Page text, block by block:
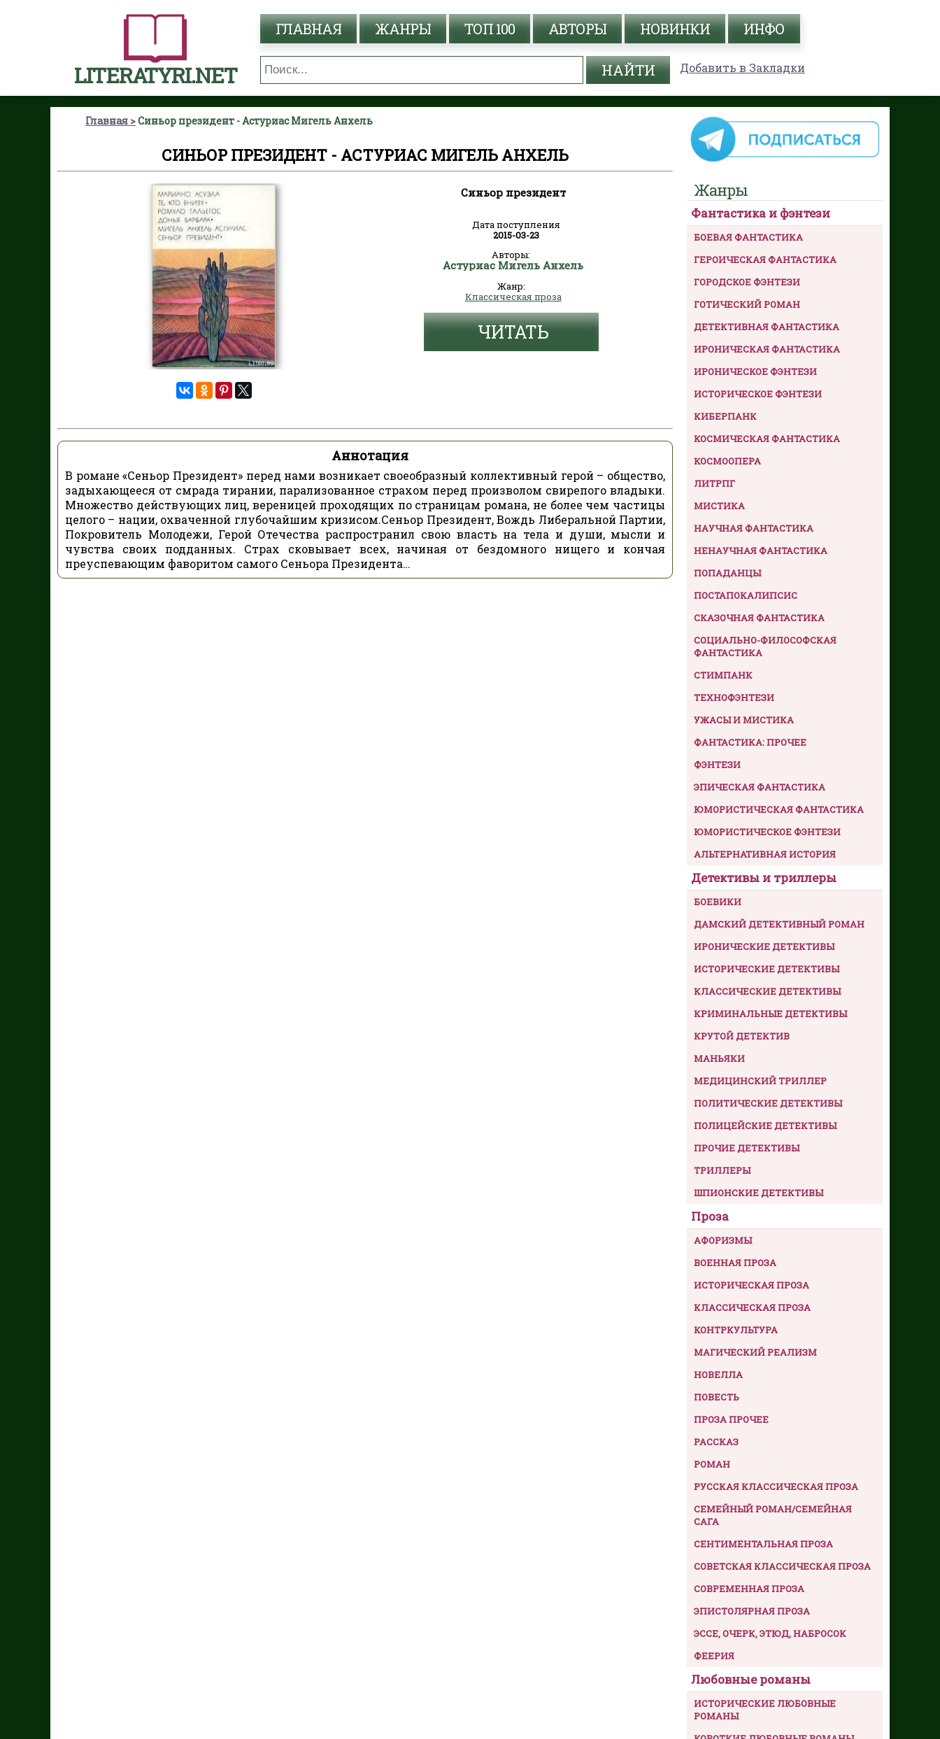
LITERATYRI.NET
ГЛАВНАЯ ЖАНРЫ ТОП 100 АВТОРЫ НОВИНКИ ИНФО
Добавить в Закладки
Главная Синьор президент - Астуриас Мигель Анхель
СИНЬОР ПРЕЗИДЕНТ - АСТУРИАС МИГЕЛЬ АНХЕЛЬ
Синьор президент
Дата поступления
2015-03-23
Авторы:
Астуриас Мигель Анхель
Жанр:
Классическая проза
ЧИТАТЬ
Аннотация
В романе «Сеньор Президент» перед нами возникает своеобразный коллективный герой – общество,
задыхающееся от смрада тирании, парализованное страхом перед произволом свирепого владыки.
Множество действующих лиц, вереницей проходящих по страницам романа, не более чем частицы
целого – нации, охваченной глубочайшим кризисом.Сеньор Президент, Вождь Либеральной Партии,
Покровитель Молодежи, Герой Отечества распространил свою власть на тела и души, мысли и
чувства своих подданных. Страх сковывает всех, начиная от бездомного нищего и кончая
преуспевающим фаворитом самого Сеньора Президента…
Жанры
Фантастика и фэнтези
БОЕВАЯ ФАНТАСТИКА
ГЕРОИЧЕСКАЯ ФАНТАСТИКА
ГОРОДСКОЕ ФЭНТЕЗИ
ГОТИЧЕСКИЙ РОМАН
ДЕТЕКТИВНАЯ ФАНТАСТИКА
ИРОНИЧЕСКАЯ ФАНТАСТИКА
ИРОНИЧЕСКОЕ ФЭНТЕЗИ
ИСТОРИЧЕСКОЕ ФЭНТЕЗИ
КИБЕРПАНК
КОСМИЧЕСКАЯ ФАНТАСТИКА
КОСМООПЕРА
ЛИТРПГ
МИСТИКА
НАУЧНАЯ ФАНТАСТИКА
НЕНАУЧНАЯ ФАНТАСТИКА
ПОПАДАНЦЫ
ПОСТАПОКАЛИПСИС
СКАЗОЧНАЯ ФАНТАСТИКА
СОЦИАЛЬНО-ФИЛОСОФСКАЯ
ФАНТАСТИКА
СТИМПАНК
ТЕХНОФЭНТЕЗИ
УЖАСЫ И МИСТИКА
ФАНТАСТИКА: ПРОЧЕЕ
ФЭНТЕЗИ
ЭПИЧЕСКАЯ ФАНТАСТИКА
ЮМОРИСТИЧЕСКАЯ ФАНТАСТИКА
ЮМОРИСТИЧЕСКОЕ ФЭНТЕЗИ
АЛЬТЕРНАТИВНАЯ ИСТОРИЯ
Детективы и триллеры
БОЕВИКИ
ДАМСКИЙ ДЕТЕКТИВНЫЙ РОМАН
ИРОНИЧЕСКИЕ ДЕТЕКТИВЫ
ИСТОРИЧЕСКИЕ ДЕТЕКТИВЫ
КЛАССИЧЕСКИЕ ДЕТЕКТИВЫ
КРИМИНАЛЬНЫЕ ДЕТЕКТИВЫ
КРУТОЙ ДЕТЕКТИВ
МАНЬЯКИ
МЕДИЦИНСКИЙ ТРИЛЛЕР
ПОЛИТИЧЕСКИЕ ДЕТЕКТИВЫ
ПОЛИЦЕЙСКИЕ ДЕТЕКТИВЫ
ПРОЧИЕ ДЕТЕКТИВЫ
ТРИЛЛЕРЫ
ШПИОНСКИЕ ДЕТЕКТИВЫ
Проза
АФОРИЗМЫ
ВОЕННАЯ ПРОЗА
ИСТОРИЧЕСКАЯ ПРОЗА
КЛАССИЧЕСКАЯ ПРОЗА
КОНТРКУЛЬТУРА
МАГИЧЕСКИЙ РЕАЛИЗМ
НОВЕЛЛА
ПОВЕСТЬ
ПРОЗА ПРОЧЕЕ
РАССКАЗ
РОМАН
РУССКАЯ КЛАССИЧЕСКАЯ ПРОЗА
СЕМЕЙНЫЙ РОМАН/СЕМЕЙНАЯ
САГА
СЕНТИМЕНТАЛЬНАЯ ПРОЗА
СОВЕТСКАЯ КЛАССИЧЕСКАЯ ПРОЗА
СОВРЕМЕННАЯ ПРОЗА
ЭПИСТОЛЯРНАЯ ПРОЗА
ЭССЕ, ОЧЕРК, ЭТЮД, НАБРОСОК
ФЕЕРИЯ
Любовные романы
ИСТОРИЧЕСКИЕ ЛЮБОВНЫЕ
РОМАНЫ